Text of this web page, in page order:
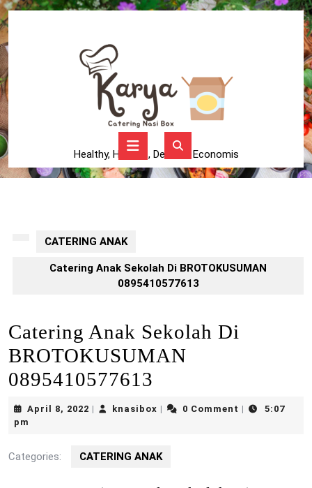
Skip
to
content
Healthy, Higienis, Delicius, Economis
Button
CATERING ANAK
Catering Anak Sekolah Di BROTOKUSUMAN
0895410577613
Catering Anak Sekolah Di
BROTOKUSUMAN
0895410577613
April 8, 2022 Aprilknasibox knasibox0 Comment
5:07
pm
Categories: CATERING ANAK